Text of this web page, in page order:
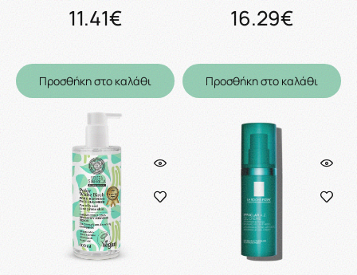
11.41€
Προσθήκη στο καλάθι
16.29€
Προσθήκη στο καλάθι